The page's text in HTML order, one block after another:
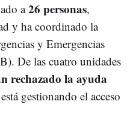
a26 personas,
y ha coordinado la
y Emergencias
De las cuatro unidades
rechazado la ayuda
gestionando el acceso